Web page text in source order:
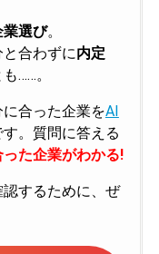
業選び。
合わずに内定
……。
合った企業をAI
。質問に答える
た企業がわかる!
するために、ぜ